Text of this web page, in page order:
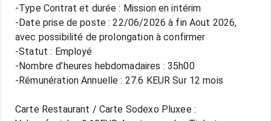
-Type Contrat et durée : Mission en intérim
-Date prise de poste : 22/06/2026 à fin Aout 2026,
avec possibilité de prolongation à confirmer
-Statut : Employé
-Nombre d’heures hebdomadaires : 35h00
-Rémunération Annuelle : 27.6 KEUR Sur 12 mois
Carte Restaurant / Carte Sodexo Pluxee :